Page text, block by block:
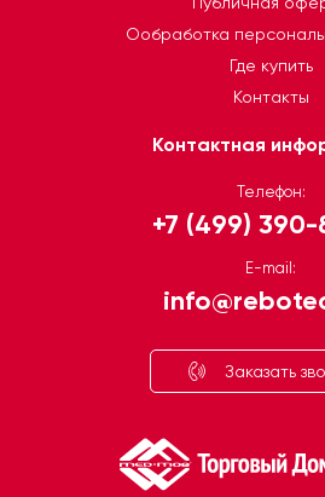
Ообработка
Где купить
Контакты
Контактная
Телефон:
+7 (499)
E-mail:
Заказать